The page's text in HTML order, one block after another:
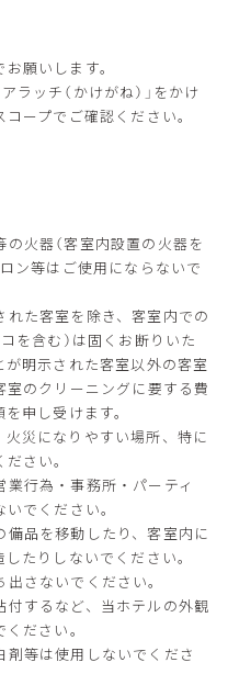
願いします。
ラッチ（かけがね）」をかけ
ープでご確認ください。
火器（客室内設置の火器を
ン等はご使用にならないで
た客室を除き、客室内での
を含む）は固くお断りいた
明示された客室以外の客室
のクリーニングに要する費
申し受けます。
災になりやすい場所、特に
さい。
行為・事務所・パーティ
でください。
品を移動したり、客室内に
たりしないでください。
さないでください。
するなど、当ホテルの外観
ださい。
等は使用しないでくださ